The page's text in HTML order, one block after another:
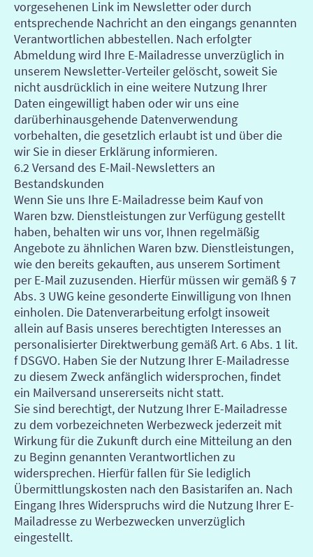
vorgesehenen Link im Newsletter oder durch
entsprechende Nachricht an den eingangs genannten
Verantwortlichen abbestellen. Nach erfolgter
Abmeldung wird Ihre E-Mailadresse unverzüglich in
unserem Newsletter-Verteiler gelöscht, soweit Sie
nicht ausdrücklich in eine weitere Nutzung Ihrer
Daten eingewilligt haben oder wir uns eine
darüberhinausgehende Datenverwendung
vorbehalten, die gesetzlich erlaubt ist und über die
wir Sie in dieser Erklärung informieren.
6.2 Versand des E-Mail-Newsletters an
Bestandskunden
Wenn Sie uns Ihre E-Mailadresse beim Kauf von
Waren bzw. Dienstleistungen zur Verfügung gestellt
haben, behalten wir uns vor, Ihnen regelmäßig
Angebote zu ähnlichen Waren bzw. Dienstleistungen,
wie den bereits gekauften, aus unserem Sortiment
per E-Mail zuzusenden. Hierfür müssen wir gemäß § 7
Abs. 3 UWG keine gesonderte Einwilligung von Ihnen
einholen. Die Datenverarbeitung erfolgt insoweit
allein auf Basis unseres berechtigten Interesses an
personalisierter Direktwerbung gemäß Art. 6 Abs. 1 lit.
f DSGVO. Haben Sie der Nutzung Ihrer E-Mailadresse
zu diesem Zweck anfänglich widersprochen, findet
ein Mailversand unsererseits nicht statt.
Sie sind berechtigt, der Nutzung Ihrer E-Mailadresse
zu dem vorbezeichneten Werbezweck jederzeit mit
Wirkung für die Zukunft durch eine Mitteilung an den
zu Beginn genannten Verantwortlichen zu
widersprechen. Hierfür fallen für Sie lediglich
Übermittlungskosten nach den Basistarifen an. Nach
Eingang Ihres Widerspruchs wird die Nutzung Ihrer E-
Mailadresse zu Werbezwecken unverzüglich
eingestellt.